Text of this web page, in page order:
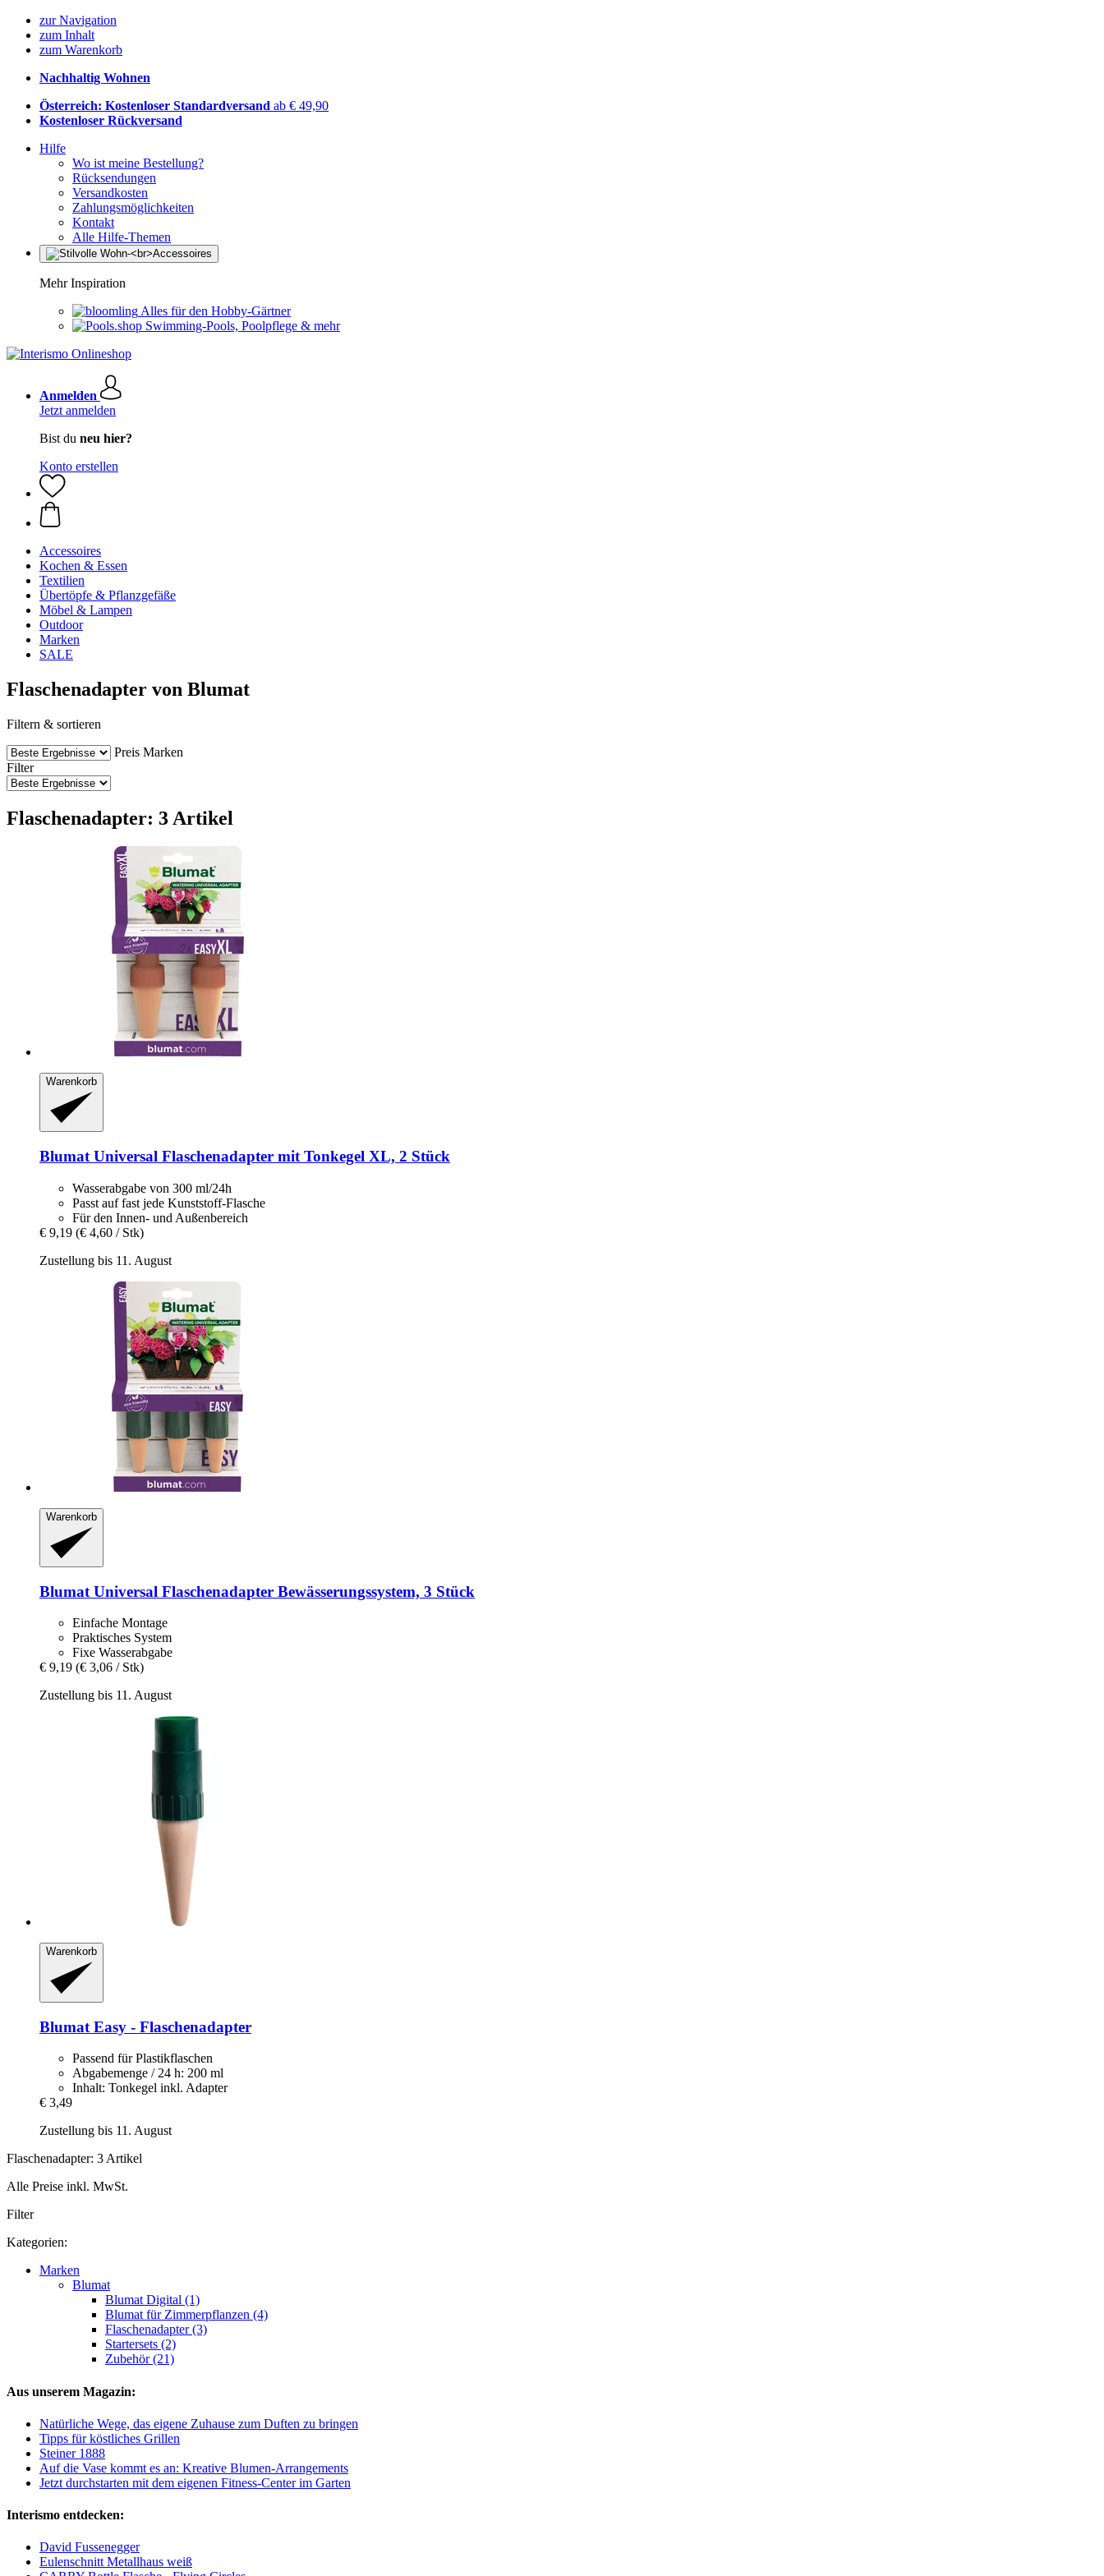
zur Navigation
zum Inhalt
zum Warenkorb
Nachhaltig Wohnen
Österreich: Kostenloser Standardversand ab € 49,90
Kostenloser Rückversand
Hilfe
Wo ist meine Bestellung?
Rücksendungen
Versandkosten
Zahlungsmöglichkeiten
Kontakt
Alle Hilfe-Themen
Mehr Inspiration
Alles für den Hobby-Gärtner
Swimming-Pools, Poolpflege & mehr
Anmelden
Jetzt anmelden
Bist du neu hier?
Konto erstellen
Accessoires
Kochen & Essen
Textilien
Übertöpfe & Pflanzgefäße
Möbel & Lampen
Outdoor
Marken
SALE
Flaschenadapter von Blumat
Filtern & sortieren
Preis Marken
Filter
Flaschenadapter: 3 Artikel
Warenkorb
Blumat Universal Flaschenadapter mit Tonkegel XL, 2 Stück
Wasserabgabe von 300 ml/24h
Passt auf fast jede Kunststoff-Flasche
Für den Innen- und Außenbereich
€ 9,19 (€ 4,60 / Stk)
Zustellung bis 11. August
Warenkorb
Blumat Universal Flaschenadapter Bewässerungssystem, 3 Stück
Einfache Montage
Praktisches System
Fixe Wasserabgabe
€ 9,19 (€ 3,06 / Stk)
Zustellung bis 11. August
Warenkorb
Blumat Easy -​ Flaschenadapter
Passend für Plastikflaschen
Abgabemenge / 24 h: 200 ml
Inhalt: Tonkegel inkl. Adapter
€ 3,49
Zustellung bis 11. August
Flaschenadapter: 3 Artikel
Alle Preise inkl. MwSt.
Filter
Kategorien:
Marken
Blumat
Blumat Digital (1)
Blumat für Zimmerpflanzen (4)
Flaschenadapter (3)
Startersets (2)
Zubehör (21)
Aus unserem Magazin:
Natürliche Wege, das eigene Zuhause zum Duften zu bringen
Tipps für köstliches Grillen
Steiner 1888
Auf die Vase kommt es an: Kreative Blumen-Arrangements
Jetzt durchstarten mit dem eigenen Fitness-Center im Garten
Interismo entdecken:
David Fussenegger
Eulenschnitt Metallhaus weiß